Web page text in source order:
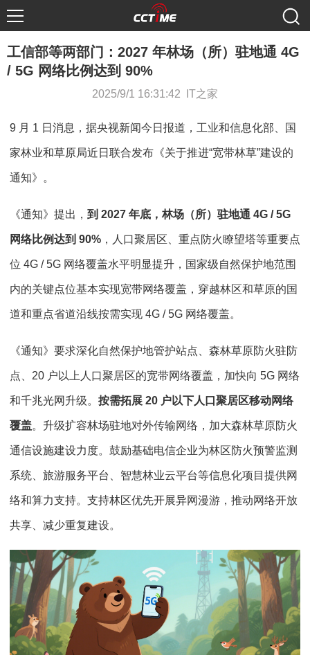
工信部等两部门：2027 年林场（所）驻地通 4G
/ 5G 网络比例达到 90%
2025/9/1 16:31:42 IT之家
9 月 1 日消息，据央视新闻今日报道，工业和信息化部、国
家林业和草原局近日联合发布《关于推进“宽带林草”建设的
通知》。
《通知》提出， 到 2027 年底，林场（所）驻地通 4G / 5G
网络比例达到 90% ，人口聚居区、重点防火瞭望塔等重要点
位 4G / 5G 网络覆盖水平明显提升，国家级自然保护地范围
内的关键点位基本实现宽带网络覆盖，穿越林区和草原的国
道和重点省道沿线按需实现 4G / 5G 网络覆盖。
《通知》要求深化自然保护地管护站点、森林草原防火驻防
点、20 户以上人口聚居区的宽带网络覆盖，加快向 5G 网络
和千兆光网升级。 按需拓展 20 户以下人口聚居区移动网络
覆盖。升级扩容林场驻地对外传输网络，加大森林草原防火
通信设施建设力度。鼓励基础电信企业为林区防火预警监测
系统、旅游服务平台、智慧林业云平台等信息化项目提供网
络和算力支持。支持林区优先开展异网漫游，推动网络开放
共享、减少重复建设。